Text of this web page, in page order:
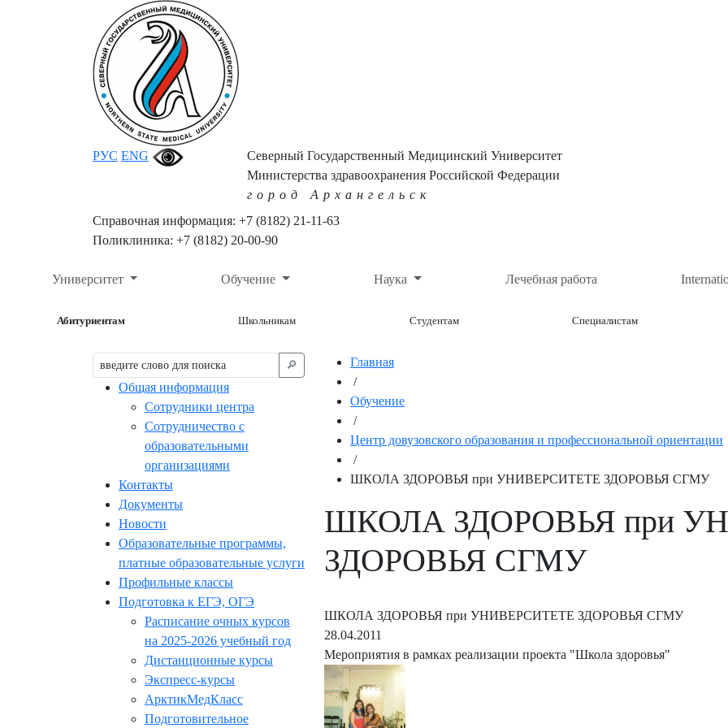
РУС ENG
Северный Государственный Медицинский Университет
Министерства здравоохранения Российской Федерации
город Архангельск
Справочная информация: +7 (8182) 21-11-63
Поликлиника: +7 (8182) 20-00-90
Университет Обучение Наука Лечебная работа
Абитуриентам Школьникам Студентам Специалистам
🔎︎
Общая информация
Сотрудники центра
Сотрудничество с
образовательными
организациями
Контакты
Документы
Новости
Образовательные программы,
платные образовательные услуги
Профильные классы
Подготовка к ЕГЭ, ОГЭ
Расписание очных курсов
на 2025-2026 учебный год
Дистанционные курсы
Экспресс-курсы
АрктикМедКласс
Подготовительное
Главная
/
Обучение
/
Центр довузовского образования и профессиональной ориентации
/
ШКОЛА ЗДОРОВЬЯ при УНИВЕРСИТЕТЕ ЗДОРОВЬЯ СГМУ
ШКОЛА ЗДОРОВЬЯ при
ЗДОРОВЬЯ СГМУ
ШКОЛА ЗДОРОВЬЯ при УНИВЕРСИТЕТЕ ЗДОРОВЬЯ СГМУ
28.04.2011
Мероприятия в рамках реализации проекта "Школа здоровья"